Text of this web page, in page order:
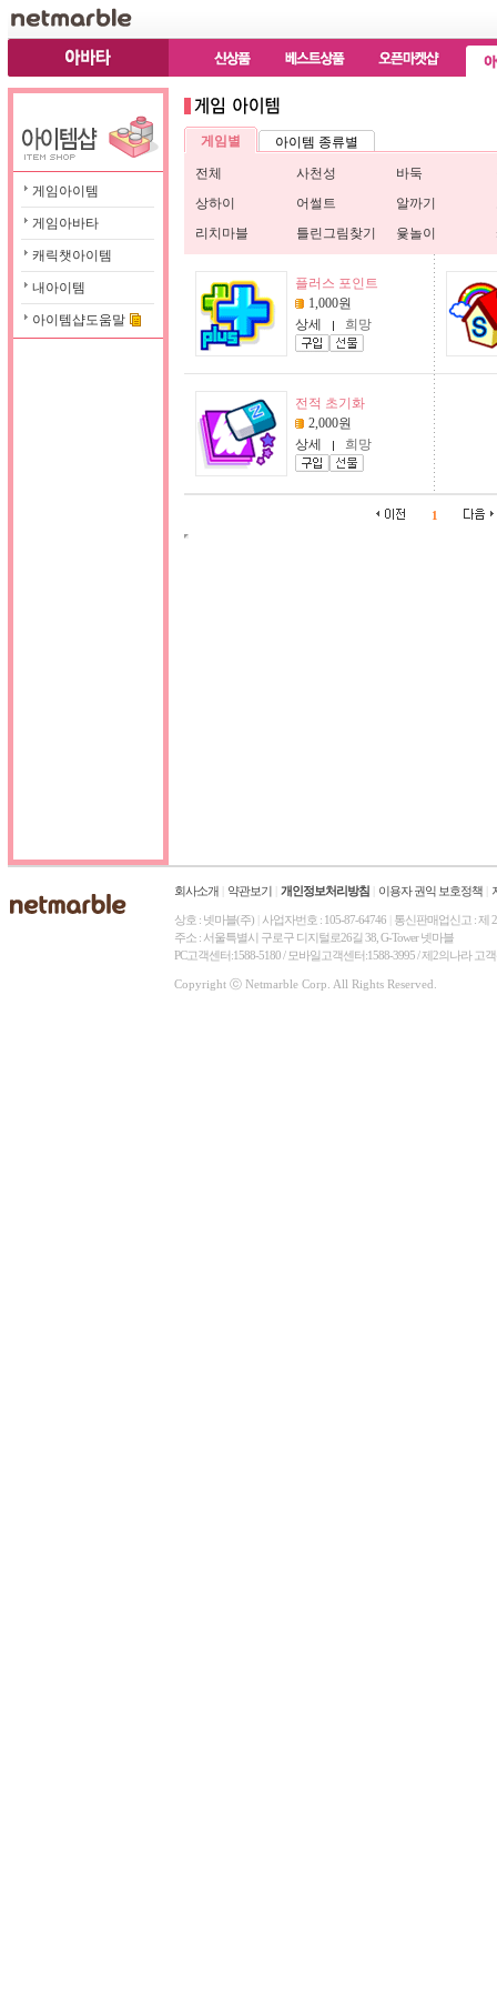
게임아이템
게임아바타
캐릭챗아이템
내아이템
아이템샵도움말
회사소개 약관보기 개인정보처리방침 이용자 권익 보호정책
상호 : 넷마블(주) 사업자번호 : 105-87-64746
통신판매업신고 : 제
주소 : 서울특별시 구로구 디지털로26길 38, G-Tower 넷마블
PC고객센터:1588-5180 / 모바일고객센터:1588-3995 / 제2의나라
Copyright ⓒ Netmarble Corp. All Rights Reserved.